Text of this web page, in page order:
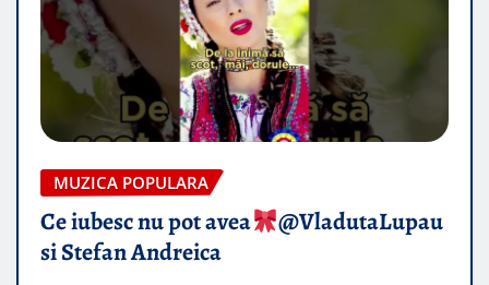
MUZICA POPULARA
Ce iubesc nu pot avea
​@VladutaLupau
si Stefan Andreica